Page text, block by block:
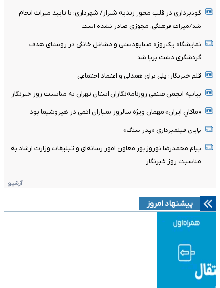
گودبرداری در قلب محور زندیه شیراز/ شهرداری: با تایید میراث انجام
شد/میراث فرهنگی: مجوزی صادر نشده است
نمایشگاه یک‌روزه صنایع‌دستی و مشاغل خانگی در روستای هدف
گردشگری دشت برپا شد
قلم خبرنگار؛ پلی برای همدلی و اعتماد اجتماعی
بیانیه انجمن صنفی روزنامه‌نگاران استان تهران به مناسبت روز خبرنگار
«ماکانِ ایران» مهمان ویژه سالروز بمباران اتمی در هیروشیما بود
پایان فیلمبرداری «پدر سنگ»
پیام محمدرضا نوروزپور معاون امور رسانه‌ای و تبلیغات وزارت ارشاد به
مناسبت روز خبرنگار
آرشیو
پیشنهاد امروز